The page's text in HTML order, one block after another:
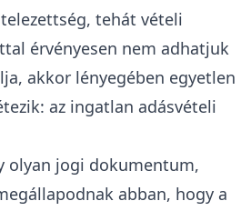
tehát vételi
érvényesen nem adhatjuk
akkor lényegében egyetlen
az ingatlan adásvételi
olyan jogi dokumentum,
abban, hogy a